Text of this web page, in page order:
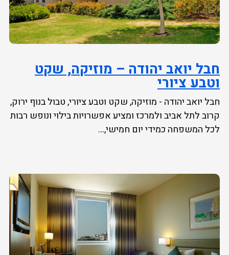
חבל יואב יהודה – מוזיקה, שקט
וטבע ציורי
חבל יואב יהודה - מוזיקה, שקט וטבע ציורי, טבול בנוף ירוק,
קרוב לתל אביב ולמרכז ומציע אפשרויות בילוי ונופש רבות
לכל המשפחה כמידי יום חמישי,...